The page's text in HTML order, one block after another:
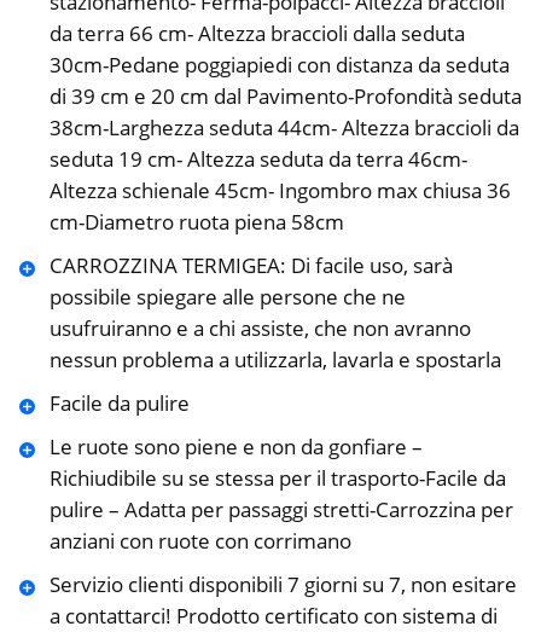
da terra 66 cm- Altezza braccioli dalla seduta
30cm-Pedane poggiapiedi con distanza da seduta
di 39 cm e 20 cm dal Pavimento-Profondità seduta
38cm-Larghezza seduta 44cm- Altezza braccioli da
seduta 19 cm- Altezza seduta da terra 46cm-
Altezza schienale 45cm- Ingombro max chiusa 36
cm-Diametro ruota piena 58cm
CARROZZINA TERMIGEA: Di facile uso, sarà
possibile spiegare alle persone che ne
usufruiranno e a chi assiste, che non avranno
nessun problema a utilizzarla, lavarla e spostarla
Facile da pulire
Le ruote sono piene e non da gonfiare –
Richiudibile su se stessa per il trasporto-Facile da
pulire – Adatta per passaggi stretti-Carrozzina per
anziani con ruote con corrimano
Servizio clienti disponibili 7 giorni su 7, non esitare
a contattarci! Prodotto certificato con sistema di